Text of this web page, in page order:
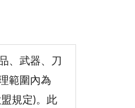
、武器、刀
範圍內為
規定)。此